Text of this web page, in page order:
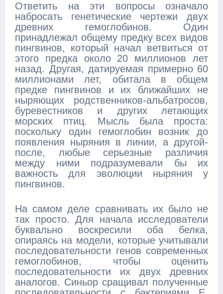
Ответить на эти вопросы означало
набросать генетические чертежи двух
древних гемоглобинов. Один
принадлежал общему предку всех видов
пингвинов, который начал ветвиться от
этого предка около 20 миллионов лет
назад. Другая, датируемая примерно 60
миллионами лет, обитала в общем
предке пингвинов и их ближайших не
ныряющих родственников-альбатросов,
буревестников и других летающих
морских птиц. Мысль была проста:
поскольку один гемоглобин возник до
появления ныряния в линии, а другой-
после, любые серьезные различия
между ними подразумевали бы их
важность для эволюции ныряния у
пингвинов.
На самом деле сравнивать их было не
так просто. Для начала исследователи
буквально воскресили оба белка,
опираясь на модели, которые учитывали
последовательности генов современных
гемоглобинов, чтобы оценить
последовательности их двух древних
аналогов. Синьор сращивал полученные